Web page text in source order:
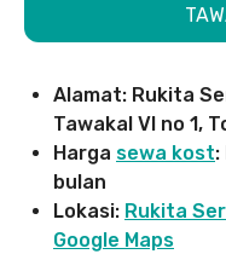
Alamat: Rukita
Tawakal VI no 1,
Harga sewa kost:
bulan
Lokasi: Rukita
Google Maps